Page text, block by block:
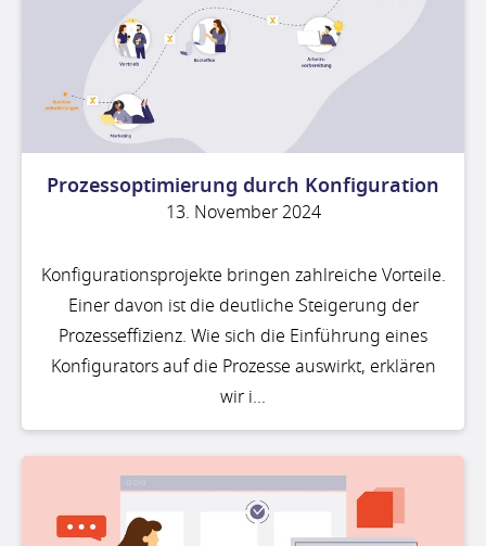
Prozessoptimierung durch Konfiguration
13. November 2024
Konfigurationsprojekte bringen zahlreiche Vorteile.
Einer davon ist die deutliche Steigerung der
Prozesseffizienz. Wie sich die Einführung eines
Konfigurators auf die Prozesse auswirkt, erklären
wir i...